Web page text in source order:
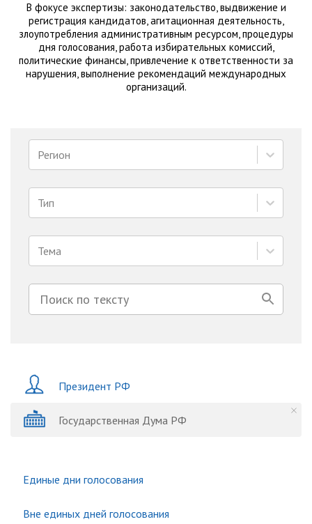
В фокусе экспертизы: законодательство, выдвижение и
регистрация кандидатов, агитационная деятельность,
злоупотребления административным ресурсом, процедуры
дня голосования, работа избирательных комиссий,
политические финансы, привлечение к ответственности за
нарушения, выполнение рекомендаций международных
организаций.
Регион
Тип
Тема
Президент РФ
Государственная Дума РФ
Единые дни голосования
Вне единых дней голосования